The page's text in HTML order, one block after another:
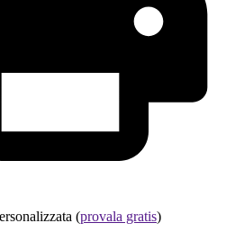
(provala gratis)